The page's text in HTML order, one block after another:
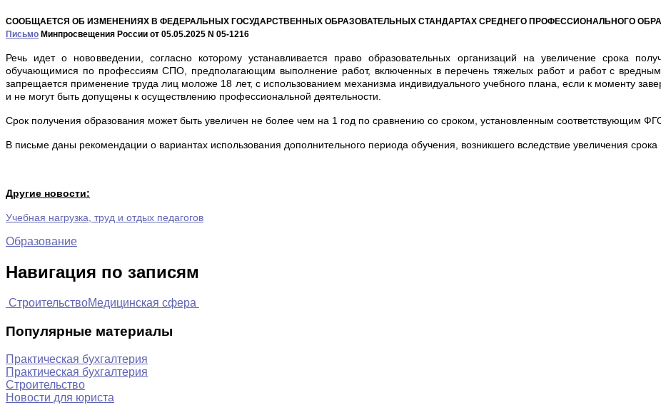
СООБЩАЕТСЯ ОБ ИЗМЕНЕНИЯХ В ФЕДЕРАЛЬНЫХ ГОСУДАРСТВЕННЫХ ОБРАЗОВАТЕЛЬНЫХ СТАНДАРТАХ СРЕДНЕГО ПРОФЕССИОНАЛЬНОГО
Письмо Минпросвещения России от 05.05.2025 N 05-1216
Речь идет о нововведении, согласно которому устанавливается право образовательных организаций на увеличение срока
обучающимися по профессиям СПО, предполагающим выполнение работ, включенных в перечень тяжелых работ и работ с
запрещается применение труда лиц моложе 18 лет, с использованием механизма индивидуального учебного плана, если к моменту
и не могут быть допущены к осуществлению профессиональной деятельности.
Срок получения образования может быть увеличен не более чем на 1 год по сравнению со сроком, установленным соответствующим
В письме даны рекомендации о вариантах использования дополнительного периода обучения, возникшего вследствие увеличения
Другие новости:
Учебная нагрузка, труд и отдых педагогов
Образование
Навигация по записям
СтроительствоМедицинская сфера
Популярные материалы
Практическая бухгалтерия
Практическая бухгалтерия
Строительство
Новости для юриста